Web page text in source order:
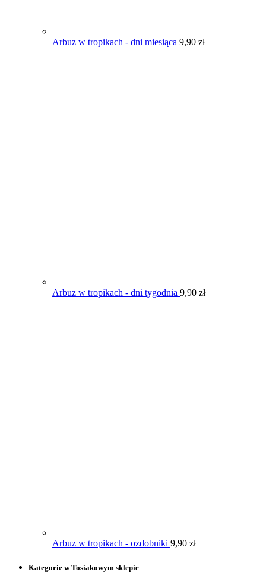
Arbuz w tropikach - dni miesiąca 9,90 zł
Arbuz w tropikach - dni tygodnia 9,90 zł
Arbuz w tropikach - ozdobniki 9,90 zł
Kategorie w Tosiakowym sklepie